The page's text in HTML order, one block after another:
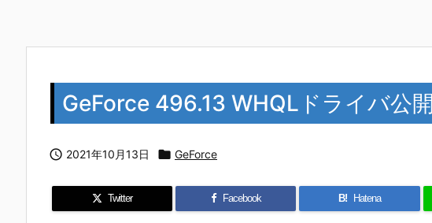
GeForce 496.13 WHQLドライバ公開
 2021年10月13日  GeForce
Twitter Facebook B! Hatena